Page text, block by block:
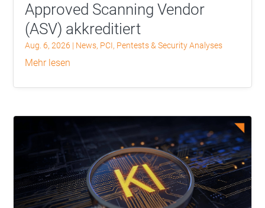
Approved Scanning Vendor
(ASV) akkreditiert
Aug. 6, 2026 | News, PCI, Pentests & Security Analyses
mehr lesen